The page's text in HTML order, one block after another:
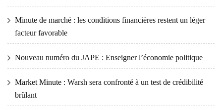
Minute de marché : les conditions financières restent un léger
facteur favorable
Nouveau numéro du JAPE : Enseigner l’économie politique
Market Minute : Warsh sera confronté à un test de crédibilité
brûlant